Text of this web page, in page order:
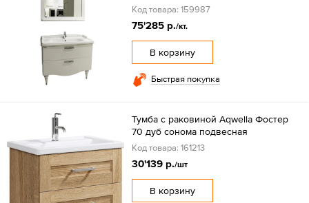
Код товара: 159987
75'285 р./кт.
В корзину
Быстрая покупка
Тумба с раковиной Aqwella Фостер
70 дуб сонома подвесная
Код товара: 161213
30'139 р./шт
В корзину